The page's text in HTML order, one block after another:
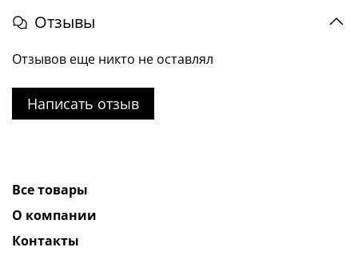
Отзывы
Отзывов еще никто не оставлял
Написать отзыв
Все товары
О компании
Контакты